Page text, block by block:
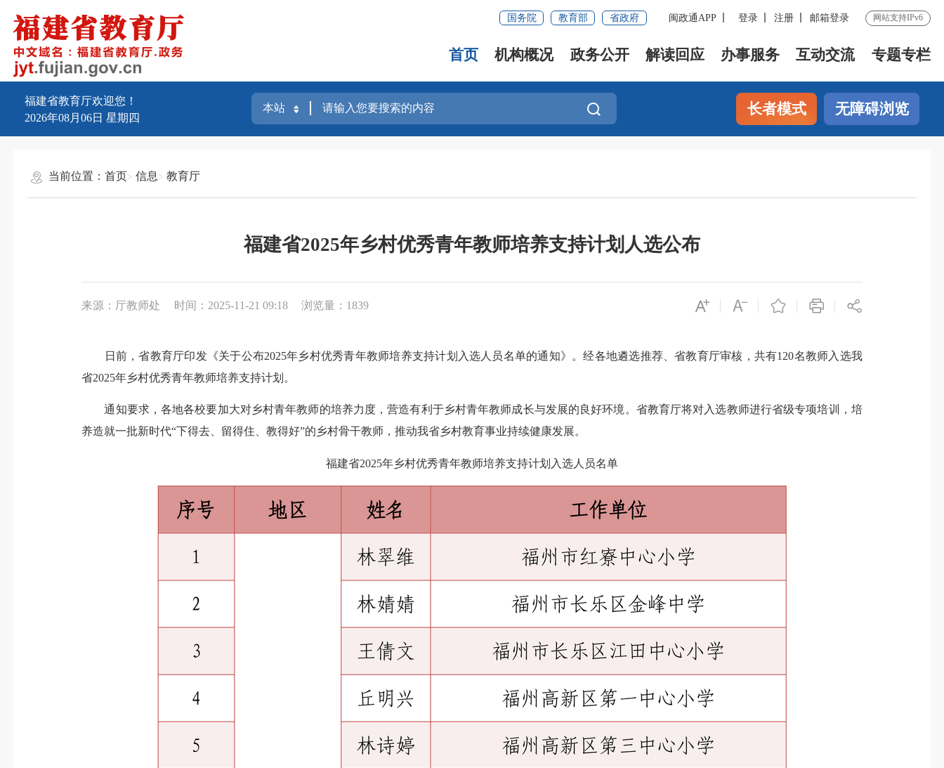
国务院 教育部 省政府 闽政通APP 登录 注册 邮箱登录 网站支持IPv6
首页 机构概况 政务公开 解读回应 办事服务 互动交流 专题专栏
福建省教育厅欢迎您！
2026年08月06日 星期四
长者模式 无障碍浏览
当前位置：首页 信息 教育厅
福建省2025年乡村优秀青年教师培养支持计划人选公布
来源：厅教师处 时间：2025-11-21 09:18 浏览量：1839
日前，省教育厅印发《关于公布2025年乡村优秀青年教师培养支持计划入选人员名单的通知》。经各地遴选推荐、省教育厅审核，共有120名教师入选我
省2025年乡村优秀青年教师培养支持计划。
通知要求，各地各校要加大对乡村青年教师的培养力度，营造有利于乡村青年教师成长与发展的良好环境。省教育厅将对入选教师进行省级专项培训，培
养造就一批新时代“下得去、留得住、教得好”的乡村骨干教师，推动我省乡村教育事业持续健康发展。
福建省2025年乡村优秀青年教师培养支持计划入选人员名单